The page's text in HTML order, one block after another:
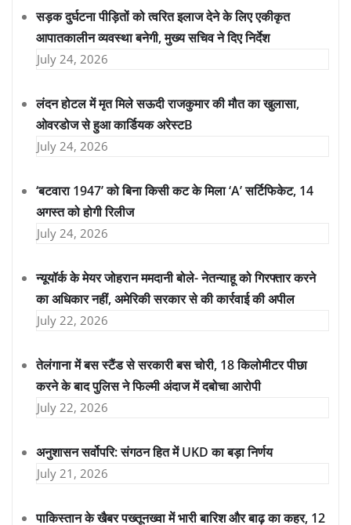
सड़क दुर्घटना पीड़ितों को त्वरित इलाज देने के लिए एकीकृत
आपातकालीन व्यवस्था बनेगी, मुख्य सचिव ने दिए निर्देश
July 24, 2026
लंदन होटल में मृत मिले सऊदी राजकुमार की मौत का खुलासा,
ओवरडोज से हुआ कार्डियक अरेस्टB
July 24, 2026
‘बटवारा 1947’ को बिना किसी कट के मिला ‘A’ सर्टिफिकेट, 14
अगस्त को होगी रिलीज
July 24, 2026
न्यूयॉर्क के मेयर जोहरान ममदानी बोले- नेतन्याहू को गिरफ्तार करने
का अधिकार नहीं, अमेरिकी सरकार से की कार्रवाई की अपील
July 22, 2026
तेलंगाना में बस स्टैंड से सरकारी बस चोरी, 18 किलोमीटर पीछा
करने के बाद पुलिस ने फिल्मी अंदाज में दबोचा आरोपी
July 22, 2026
अनुशासन सर्वोपरि: संगठन हित में UKD का बड़ा निर्णय
July 21, 2026
पाकिस्तान के खैबर पख्तूनख्वा में भारी बारिश और बाढ़ का कहर, 12